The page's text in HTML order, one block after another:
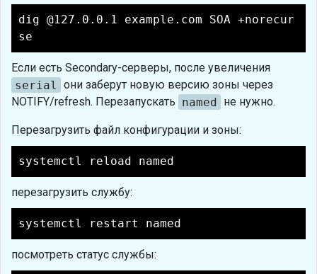
dig @127.0.0.1 example.com SOA +norecur
se
Если есть Secondary-серверы, после увеличения
serial
они заберут новую версию зоны через
NOTIFY/refresh. Перезапускать named не нужно.
Перезагрузить файл конфигурации и зоны:
systemctl reload named
перезагрузить службу:
systemctl restart named
посмотреть статус службы: